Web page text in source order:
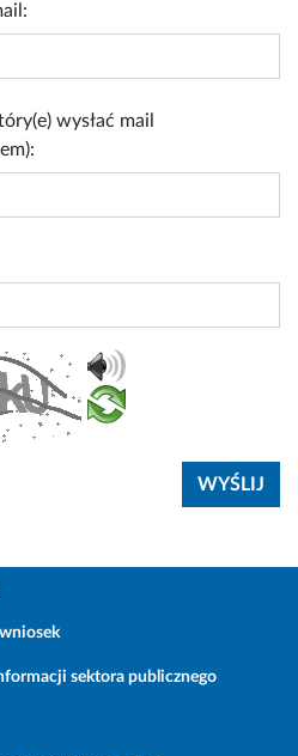
wysłać mail
sektora publicznego